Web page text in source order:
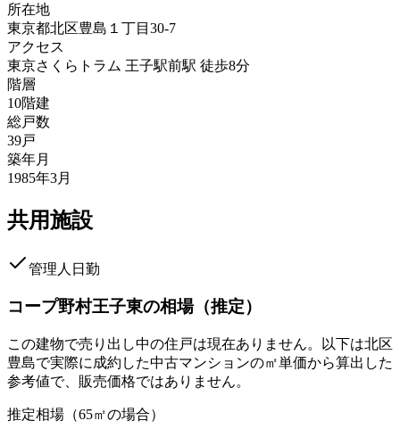
所在地
東京都北区豊島１丁目30-7
アクセス
東京さくらトラム 王子駅前駅 徒歩8分
階層
10階建
総戸数
39戸
築年月
1985年3月
共用施設
管理人日勤
コープ野村王子東の相場（推定）
この建物で売り出し中の住戸は現在ありません。以下は北区
豊島で実際に成約した中古マンションの㎡単価から算出した
参考値で、販売価格ではありません。
推定相場（65㎡の場合）